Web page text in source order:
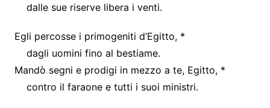
dalle sue riserve libera i venti.
Egli percosse i primogeniti d’Egitto, *
dagli uomini fino al bestiame.
Mandò segni e prodigi in mezzo a te, Egitto, *
contro il faraone e tutti i suoi ministri.